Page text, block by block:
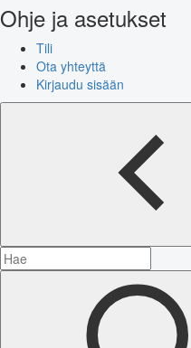
Ohje ja asetukset
Tili
Ota yhteyttä
Kirjaudu sisään